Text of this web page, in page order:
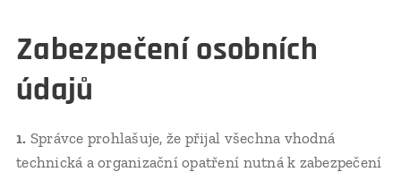
Zabezpečení osobních
údajů
1. Správce prohlašuje, že přijal všechna vhodná
technická a organizační opatření nutná k zabezpečení